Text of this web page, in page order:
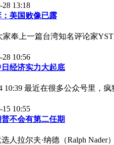
28 13:18
美国败像已露
奉上一篇台湾知名评论家
28 10:56
经济实力大起底
10:39 最近在很多公众号里，
15 10:55
不会有第二任期
人拉尔夫·纳德（Ralph